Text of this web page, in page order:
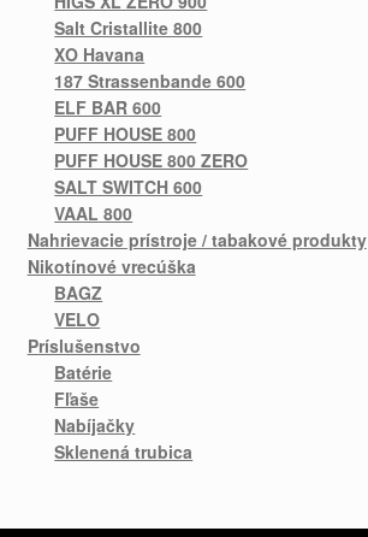
Salt Cristallite 800
XO Havana
187 Strassenbande 600
ELF BAR 600
PUFF HOUSE 800
PUFF HOUSE 800 ZERO
SALT SWITCH 600
VAAL 800
Nahrievacie prístroje / tabakové produkty
Nikotínové vrecúška
BAGZ
VELO
Príslušenstvo
Batérie
Fľaše
Nabíjačky
Sklenená trubica